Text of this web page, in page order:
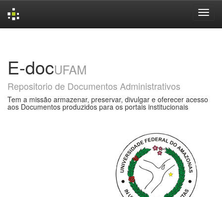
E-docUFAM
Repositorio de Documentos Administrativos
Tem a missão armazenar, preservar, divulgar e oferecer acesso
aos Documentos produzidos para os portais institucionais